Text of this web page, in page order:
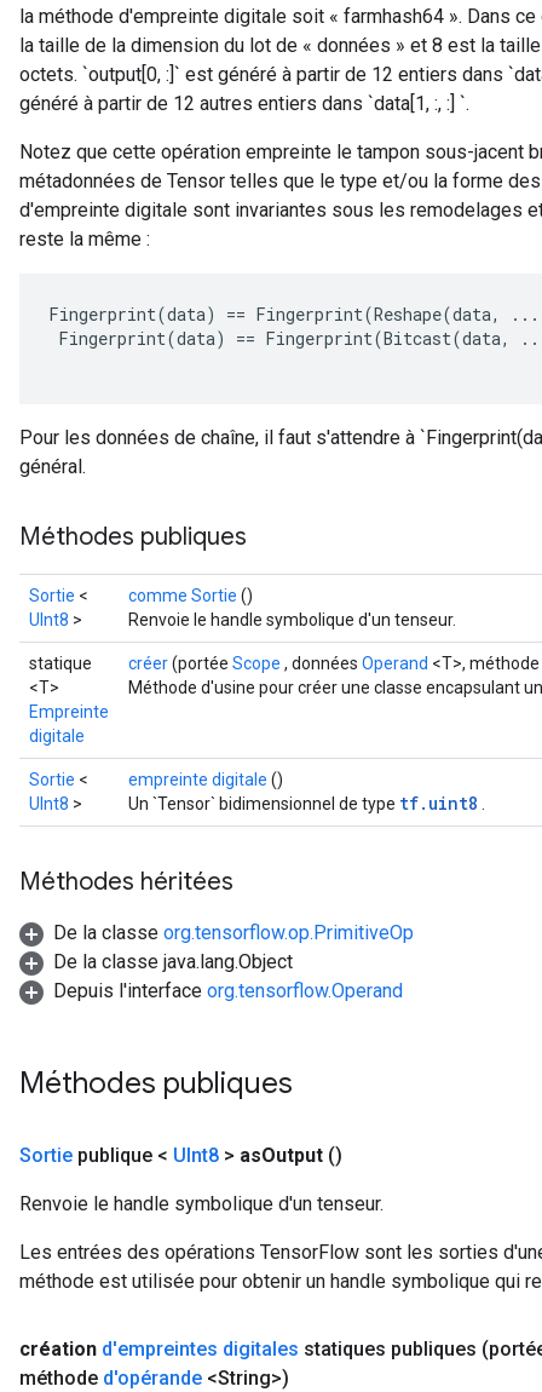
la méthode d'empreinte digitale soit « farmhash64 ». Dans
la taille de la dimension du lot de « données » et 8 est la
octets. `output[0, :]` est généré à partir de 12 entiers dans
généré à partir de 12 autres entiers dans `data[1, :, :] `.
Notez que cette opération empreinte le tampon sous-jacent
métadonnées de Tensor telles que le type et/ou la forme
d'empreinte digitale sont invariantes sous les remodelages
reste la même :
Fingerprint(data) == Fingerprint(Reshape(data,
Fingerprint(data) == Fingerprint(Bitcast(data,
Pour les données de chaîne, il faut s'attendre à
général.
Méthodes publiques
Sortie <
UInt8 >
comme Sortie ()
Renvoie le handle symbolique d'un tenseur.
statique
<T>
Empreinte
digitale
créer(portée Scope , données Operand <T>, méthode
Méthode d'usine pour créer une classe encapsulant
Sortie <
UInt8 >
empreinte digitale ()
Un `Tensor` bidimensionnel de type tf.uint8
Méthodes héritées
De la classe org.tensorflow.op.PrimitiveOp
De la classe java.lang.Object
Depuis l'interface org.tensorflow.Operand
Méthodes publiques
Sortie publique < UInt8 > asOutput ()
Renvoie le handle symbolique d'un tenseur.
Les entrées des opérations TensorFlow sont les sorties
méthode est utilisée pour obtenir un handle symbolique qui
création d'empreintes digitales statiques publiques
méthode d'opérande <String>)